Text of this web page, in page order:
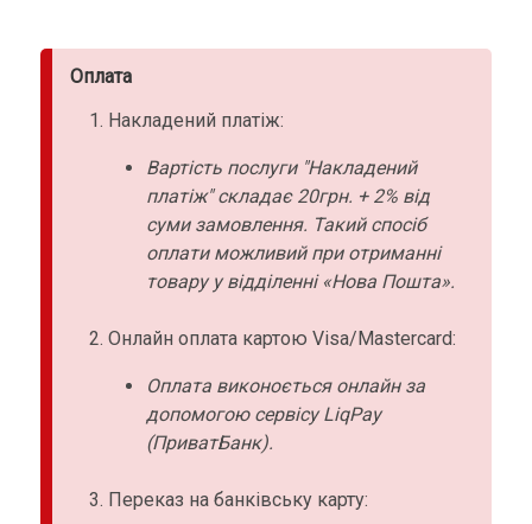
Оплата
Накладений платіж:
Вартість послуги "Накладений
платіж" складає 20грн. + 2% від
суми замовлення. Такий спосіб
оплати можливий при отриманні
товару у відділенні «Нова Пошта».
Онлайн оплата картою Visa/Mastercard:
Оплата виконоється онлайн за
допомогою сервісу LiqPay
(ПриватБанк).
Переказ на банківську карту: